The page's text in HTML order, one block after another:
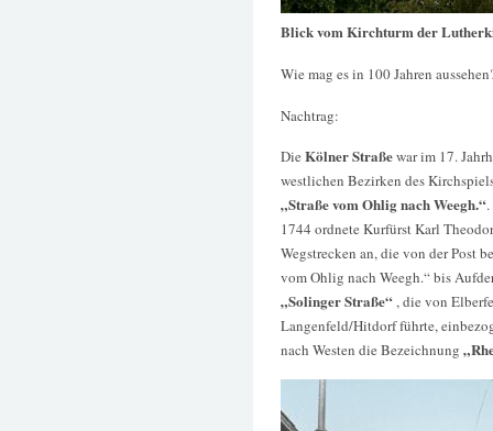
Blick vom Kirchturm der
Wie mag es in 100 Jahren
Nachtrag:
Die Kölner Straßewar im 17.
westlichen Bezirken des
„Straße vom Ohlig nach Weegh.“.
1744 ordnete Kurfürst Karl
Wegstrecken an, die von der Post
vom Ohlig nach Weegh.“ bis
„Solinger Straße“, die von
Langenfeld/Hitdorf führte,
nach Westen die Bezeichnung